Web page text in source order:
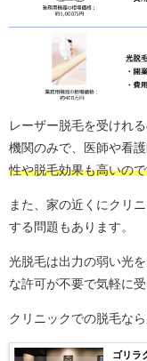
レーザー脱毛を受けれ
機関のみで、医師や看
性や脱毛効果も高いの
また、家の近くにクリ
する問題もあります。
光脱毛は出力の弱い光を
な許可が不要で気軽に
クリニックでの脱毛な
ゴリラ